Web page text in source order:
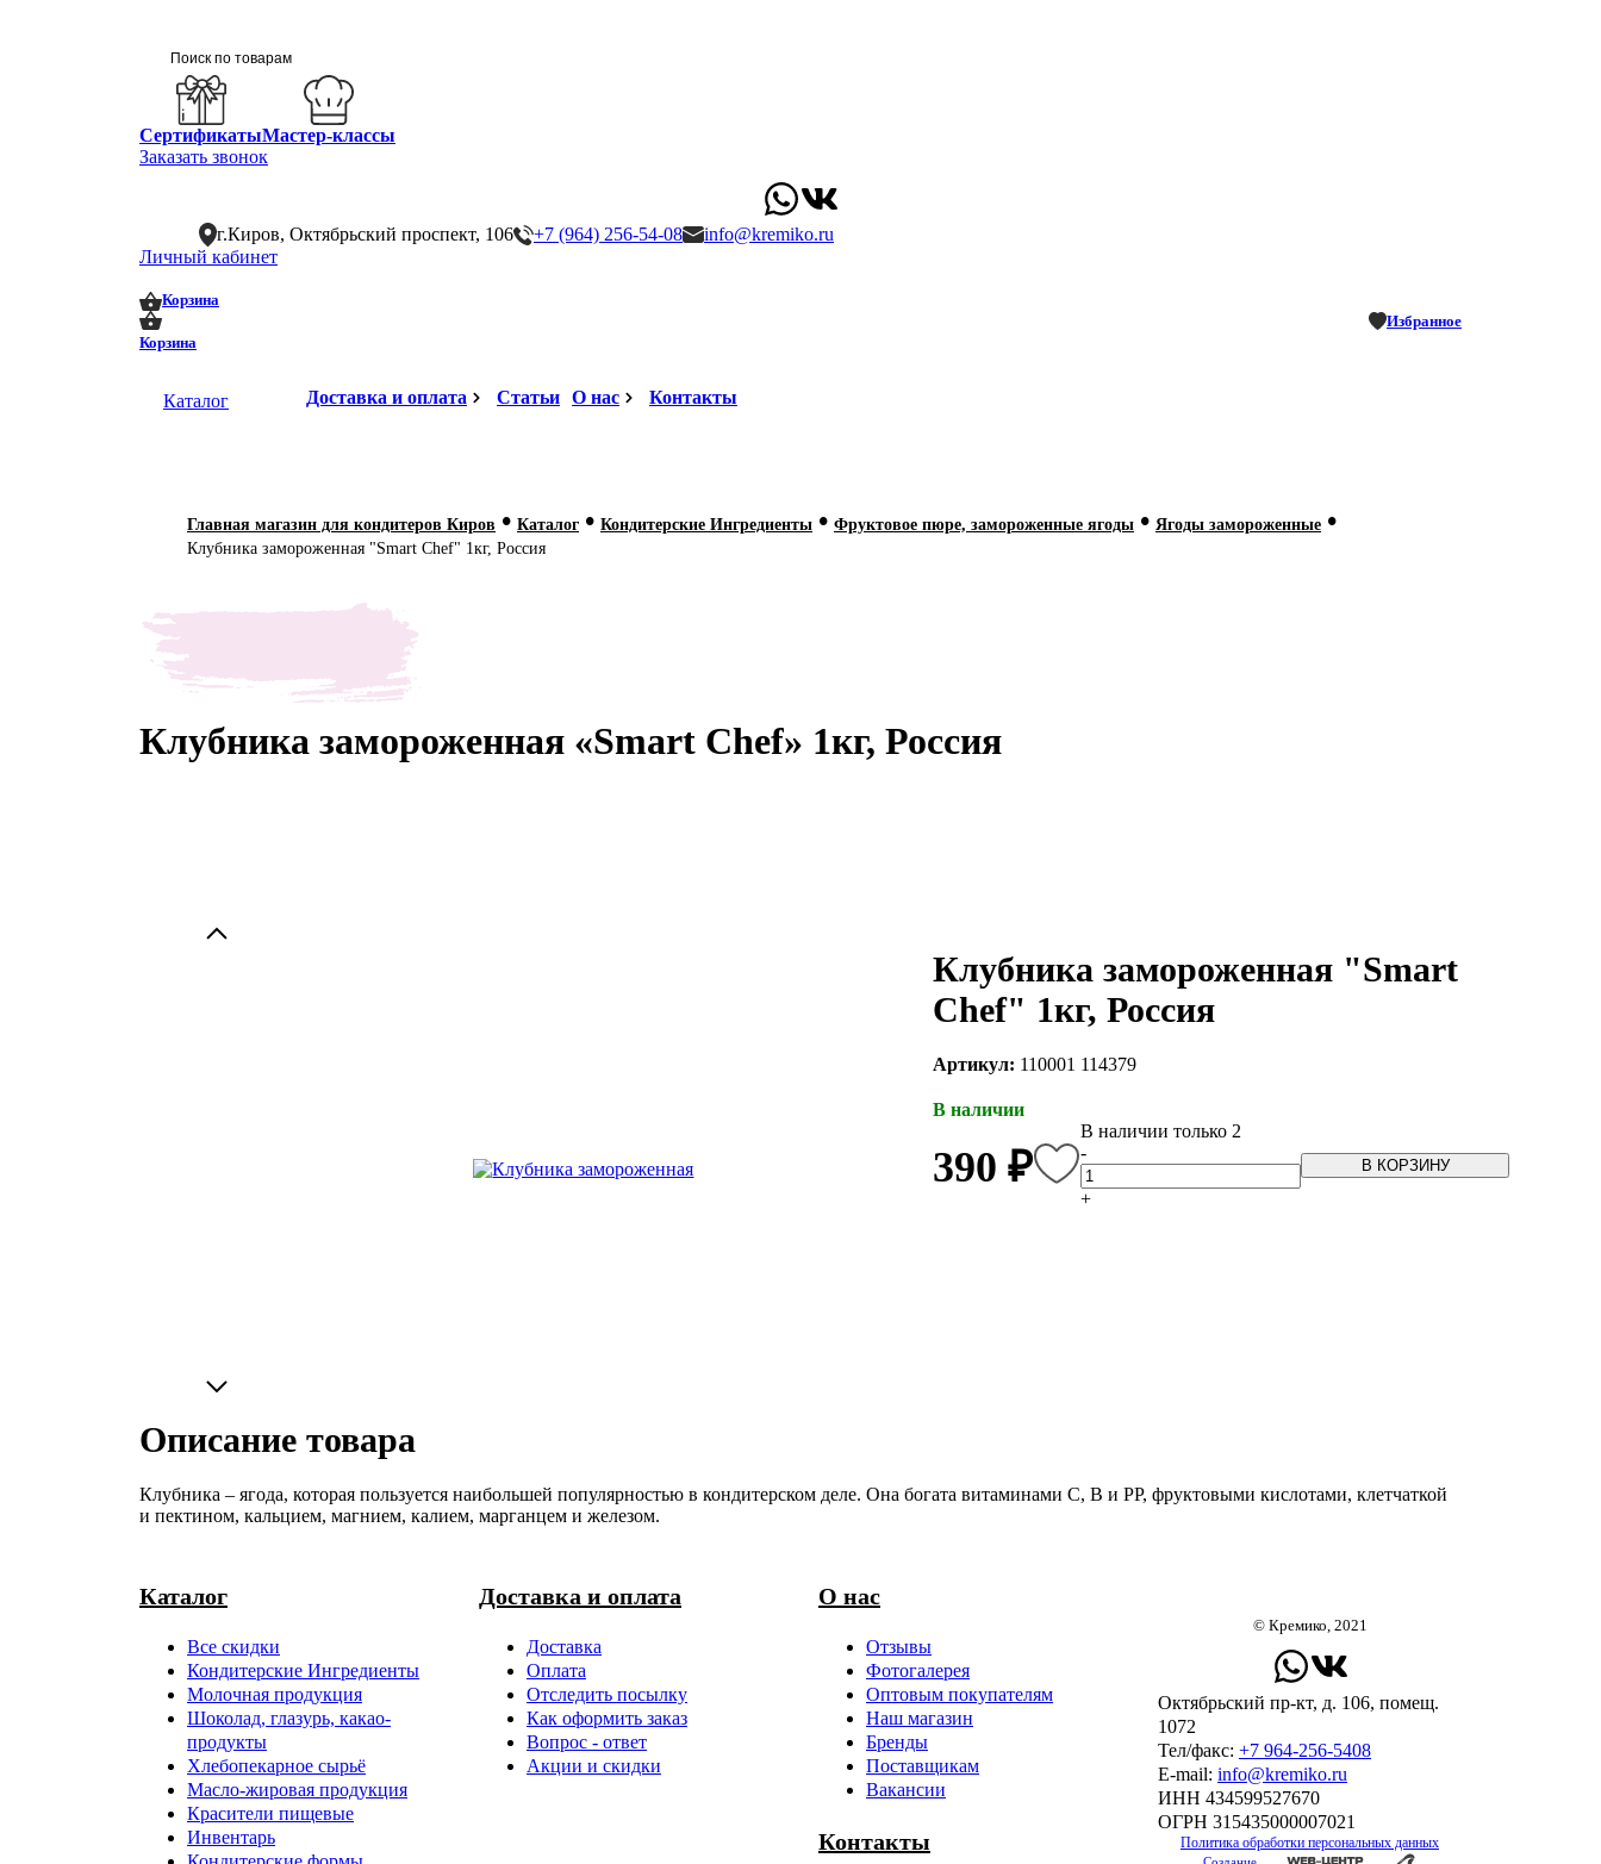
СертификатыМастер-классы
Заказать звонок
г.Киров, Октябрьский проспект, 106 +7 (964) 256-54-08
info@kremiko.ru
Личный кабинет
Корзина
Корзина
Избранное
Каталог Доставка и оплата Статьи О нас Контакты
Главная магазин для кондитеров Киров • Каталог • Кондитерские Ингредиенты • Фруктовое пюре, замороженные ягоды • Ягоды замороженные •
Клубника замороженная "Smart Chef" 1кг, Россия
Клубника замороженная «Smart Chef» 1кг, Россия
Клубника замороженная "Smart
Chef" 1кг, Россия
Артикул: 110001 114379
В наличии
390 ₽
В наличии только 2
-
+
В КОРЗИНУ
Описание товара
Клубника – ягода, которая пользуется наибольшей популярностью в кондитерском деле. Она богата витаминами С, В и РР, фруктовыми кислотами, клетчаткой
и пектином, кальцием, магнием, калием, марганцем и железом.
Каталог
Все скидки
Кондитерские Ингредиенты
Молочная продукция
Шоколад, глазурь, какао-
продукты
Хлебопекарное сырьё
Масло-жировая продукция
Красители пищевые
Инвентарь
Доставка и оплата
Доставка
Оплата
Отследить посылку
Как оформить заказ
Вопрос - ответ
Акции и скидки
О нас
Отзывы
Фотогалерея
Оптовым покупателям
Наш магазин
Бренды
Поставщикам
Вакансии
Контакты
© Кремико, 2021
Октябрьский пр-кт, д. 106, помещ.
1072
Тел/факс: +7 964-256-5408
Е-mail: info@kremiko.ru
ИНН 434599527670
ОГРН 315435000007021
Политика обработки персональных данных